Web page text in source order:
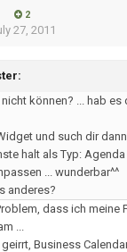
2
27, 2011
können? ... hab es
und such dir
halt als Typ:
... wunderbar^^
anderes?
dass ich meine
...
Business